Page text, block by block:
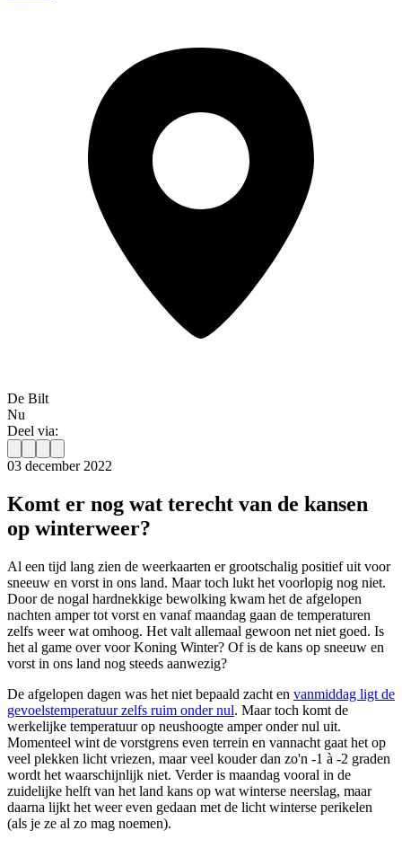
De Bilt
Nu
Deel via:
03 december 2022
Komt er nog wat terecht van de kansen
op winterweer?
Al een tijd lang zien de weerkaarten er grootschalig positief uit voor
sneeuw en vorst in ons land. Maar toch lukt het voorlopig nog niet.
Door de nogal hardnekkige bewolking kwam het de afgelopen
nachten amper tot vorst en vanaf maandag gaan de temperaturen
zelfs weer wat omhoog. Het valt allemaal gewoon net niet goed. Is
het al game over voor Koning Winter? Of is de kans op sneeuw en
vorst in ons land nog steeds aanwezig?
De afgelopen dagen was het niet bepaald zacht en vanmiddag ligt de
gevoelstemperatuur zelfs ruim onder nul. Maar toch komt de
werkelijke temperatuur op neushoogte amper onder nul uit.
Momenteel wint de vorstgrens even terrein en vannacht gaat het op
veel plekken licht vriezen, maar veel kouder dan zo'n -1 à -2 graden
wordt het waarschijnlijk niet. Verder is maandag vooral in de
zuidelijke helft van het land kans op wat winterse neerslag, maar
daarna lijkt het weer even gedaan met de licht winterse perikelen
(als je ze al zo mag noemen).